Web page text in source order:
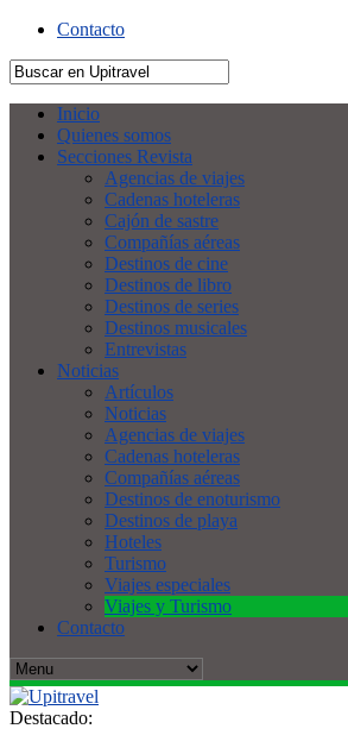
Contacto
Inicio
Quienes somos
Secciones Revista
Agencias de viajes
Cadenas hoteleras
Cajón de sastre
Compañías aéreas
Destinos de cine
Destinos de libro
Destinos de series
Destinos musicales
Entrevistas
Noticias
Artículos
Noticias
Agencias de viajes
Cadenas hoteleras
Compañías aéreas
Destinos de enoturismo
Destinos de playa
Hoteles
Turismo
Viajes especiales
Viajes y Turismo
Contacto
Destacado: